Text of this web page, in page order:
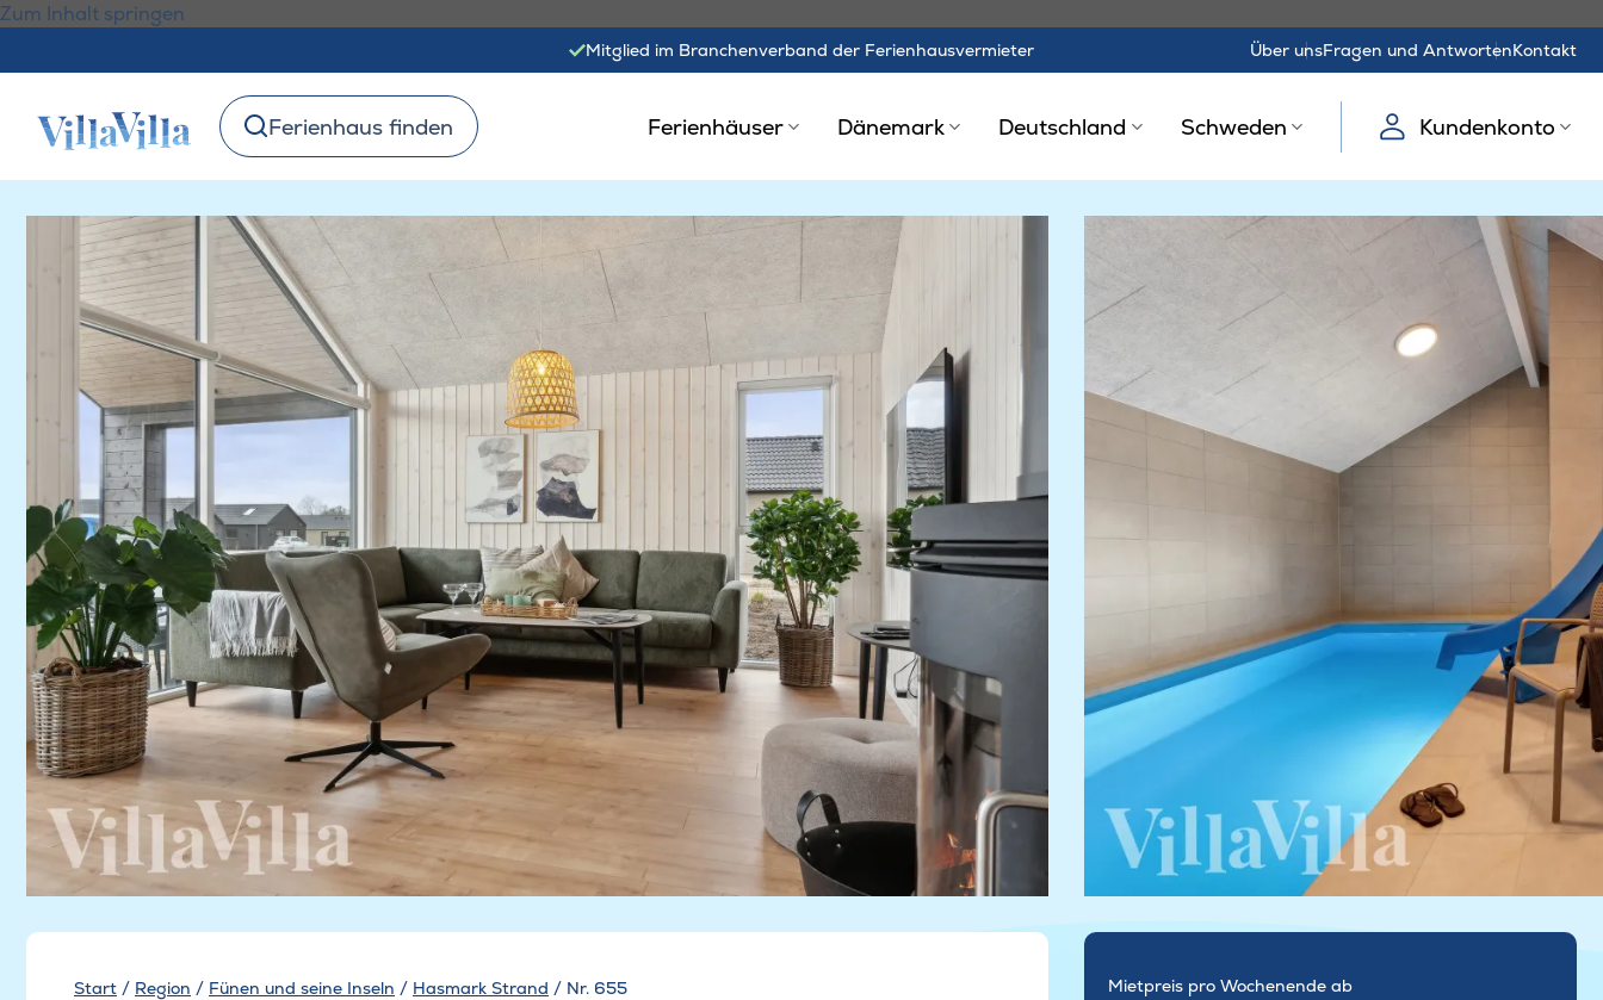
Zum Inhalt springen
Mitglied im Branchenverband der Ferienhausvermieter Über unsFragen und AntwortenKontakt
Ferienhaus finden Ferienhäuser Dänemark Deutschland Schweden Kundenkonto
Start / Region / Fünen und seine Inseln / Hasmark Strand / Nr. 655 Mietpreis pro Wochenende ab